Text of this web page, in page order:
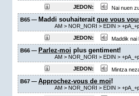
JEDON:
Nai nuen
B65 — Maddi souhaiterait que vous
AM> NOR_NORI > EDIN >
JEDON:
Maddik nai
B66 — Parlez-moi plus gentiment!
AM> NOR_NORI > EDIN >
JEDON:
Mintza
B67 — Approchez-vous de moi!
AM> NOR_NORI > EDIN >